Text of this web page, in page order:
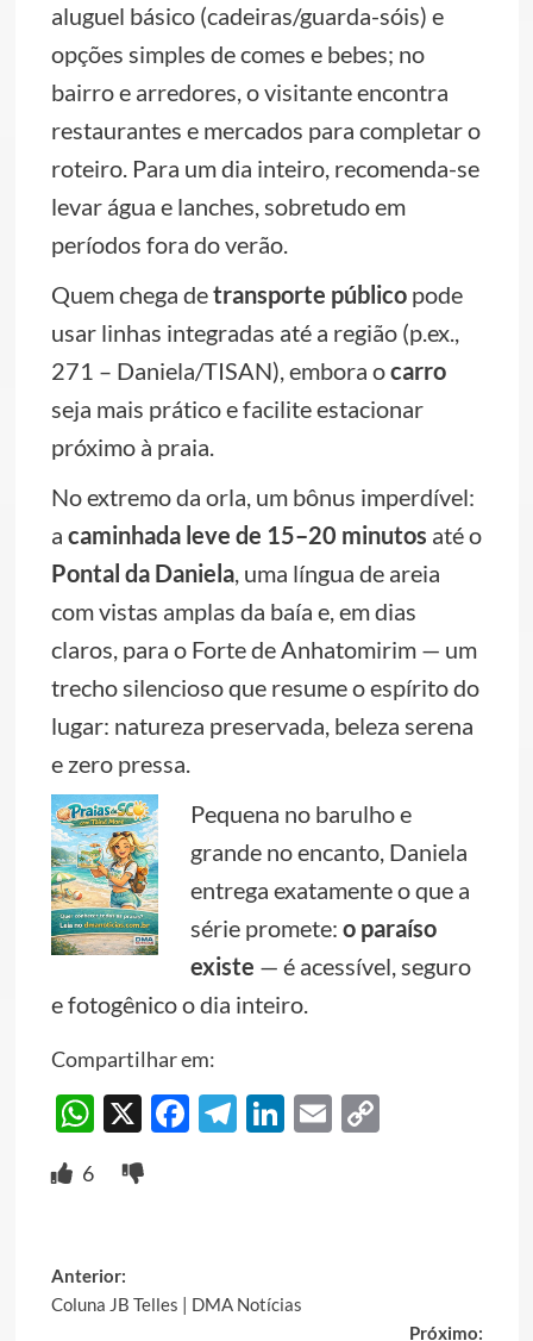
aluguel básico (cadeiras/guarda-sóis) e
opções simples de comes e bebes; no
bairro e arredores, o visitante encontra
restaurantes e mercados para completar o
roteiro. Para um dia inteiro, recomenda-se
levar água e lanches, sobretudo em
períodos fora do verão.
Quem chega detransporte públicopode
usar linhas integradas até a região (p.ex.,
271 – Daniela/TISAN), embora ocarro
seja mais prático e facilite estacionar
próximo à praia.
No extremo da orla, um bônus imperdível:
a caminhada leve de 15–20 minutos até o
Pontal da Daniela, uma língua de areia
com vistas amplas da baía e, em dias
claros, para o Forte de Anhatomirim — um
trecho silencioso que resume o espírito do
lugar: natureza preservada, beleza serena
e zero pressa.
Pequena no barulho e
grande no encanto, Daniela
entrega exatamente o que a
série promete: o paraíso
existe — é acessível, seguro
e fotogênico o dia inteiro.
Compartilhar em:
WhatsApp
X Facebook
Telegram
LinkedIn
EmailCopy
6
Post
navigation
Anterior:
Coluna JB Telles | DMA Notícias
Próximo: